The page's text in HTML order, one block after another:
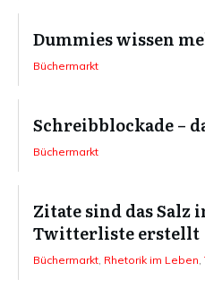
Dummies wissen
Büchermarkt
Schreibblockade –
Büchermarkt
Zitate sind das Salz
Twitterliste erstellt
Büchermarkt Rhetorik im Leben